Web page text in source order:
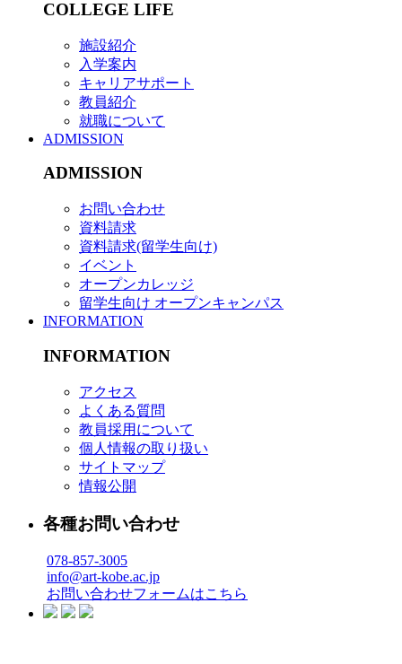
COLLEGE LIFE
施設紹介
入学案内
キャリアサポート
教員紹介
就職について
ADMISSION
ADMISSION
お問い合わせ
資料請求
資料請求(留学生向け)
イベント
オープンカレッジ
留学生向け オープンキャンパス
INFORMATION
INFORMATION
アクセス
よくある質問
教員採用について
個人情報の取り扱い
サイトマップ
情報公開
各種お問い合わせ
078-857-3005
info@art-kobe.ac.jp
お問い合わせフォームはこちら